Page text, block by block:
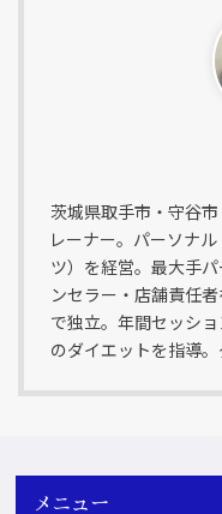
茨城県取手市・守谷
レーナー。パーソナ
ツ）を経営。最大手
ンセラー・店舗責任
で独立。年間セッシ
のダイエットを指導
メニュー